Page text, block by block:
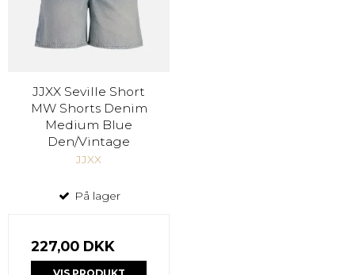
JJXX Seville Short
MW Shorts Denim
Medium Blue
Den/Vintage
JJXX
På lager
227,00 DKK